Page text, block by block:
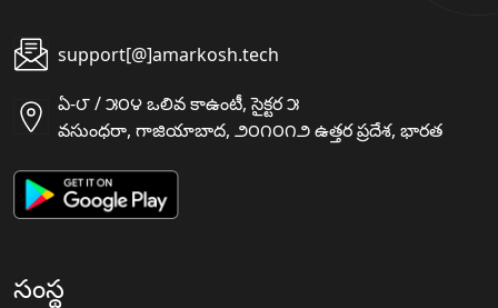
support[@]amarkosh.tech
ఏ-౮ / ౫౦౪ ఒలివ కాఉంటీ, సైక్టర ౫
వసుంధరా, గాజియాబాద, ౨౦౧౦౧౨ ఉత్తర ప్రదేశ, భారత
సంస్థ